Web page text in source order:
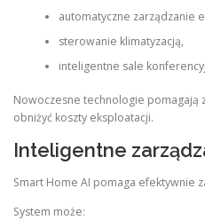
automatyczne zarządzanie
sterowanie klimatyzacją,
inteligentne sale
Nowoczesne technologie pomagają
obniżyć koszty eksploatacji.
Inteligentne
Smart Home AI pomaga efektywnie
System może: